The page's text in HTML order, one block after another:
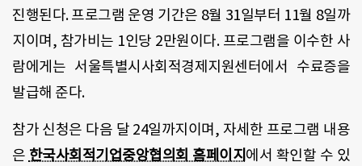
진행된다.프로그램 운영 기간은 8월 31일부터 11월 8일까
지이며 , 참가비는 1인당 2만원이다. 프로그램을 이수한 사
람에게는 서울특별시사회적경제지원센터에서 수료증을
발급해 준다.
참가 신청은 다음 달 24일까지이며 , 자세한 프로그램 내용
은 한국사회적기업중앙협의회 홈페이지에서 확인할 수 있